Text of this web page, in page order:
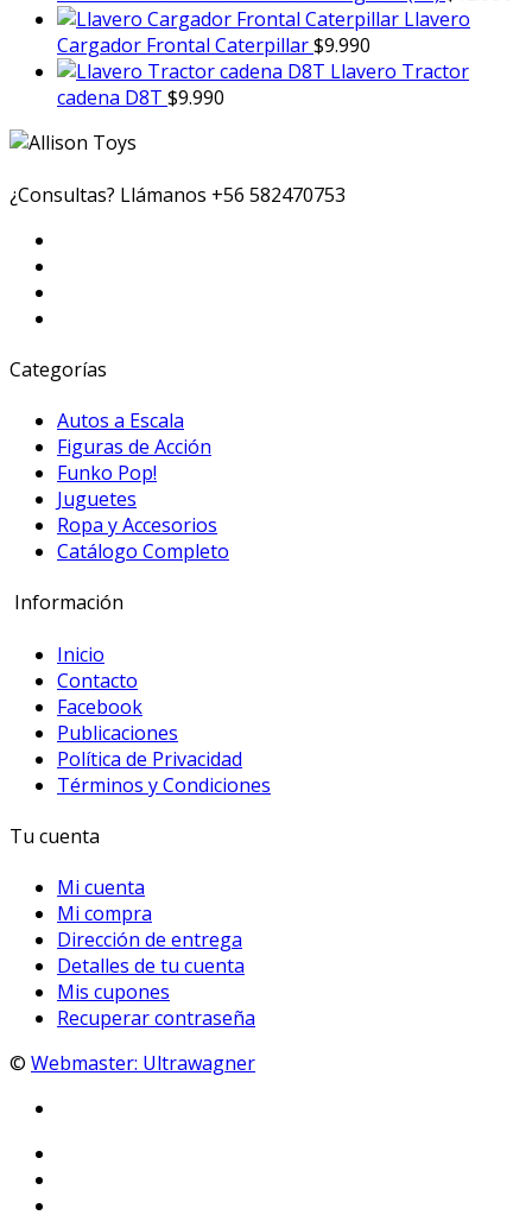
Llavero
Cargador Frontal Caterpillar$9.990
Llavero Tractor
cadena D8T $9.990
¿Consultas? Llámanos +56 582470753
Categorías
Autos a Escala
Figuras de Acción
Funko Pop!
Juguetes
Ropa y Accesorios
Catálogo Completo
Información
Inicio
Contacto
Facebook
Publicaciones
Política de Privacidad
Términos y Condiciones
Tu cuenta
Mi cuenta
Mi compra
Dirección de entrega
Detalles de tu cuenta
Mis cupones
Recuperar contraseña
© Webmaster: Ultrawagner